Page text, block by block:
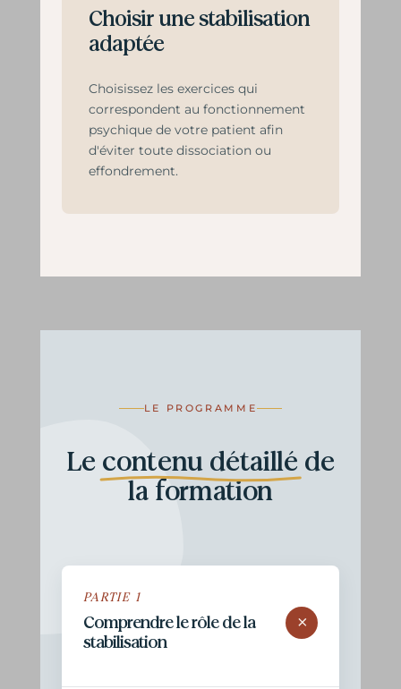
Choisir une stabilisation
adaptée
Choisissez les exercices qui
correspondent au fonctionnement
psychique de votre patient afin
d'éviter toute dissociation ou
effondrement.
LE PROGRAMME
Le contenu détailléde
la formation
PARTIE 1
Comprendre le rôle de la
stabilisation
+